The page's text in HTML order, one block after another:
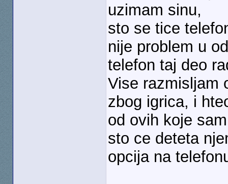
uzimam sinu,
sto se tice
nije problem u
telefon taj deo
Vise razmisljam
zbog igrica, i
od ovih koje
sto ce deteta
opcija na